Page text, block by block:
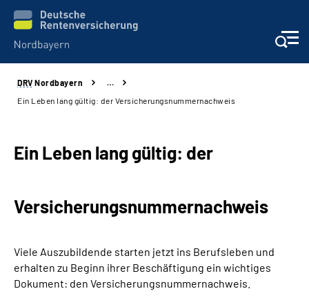
Online-Services
Reha-Kliniken
Karriere
DRV Nordbayern
…
Ein Leben lang gültig: der Versicherungsnummernachweis
Ein Leben lang gültig: der
Versicherungsnummernachweis
Viele Auszubildende starten jetzt ins Berufsleben und
erhalten zu Beginn ihrer Beschäftigung ein wichtiges
Dokument: den Versicherungsnummernachweis.